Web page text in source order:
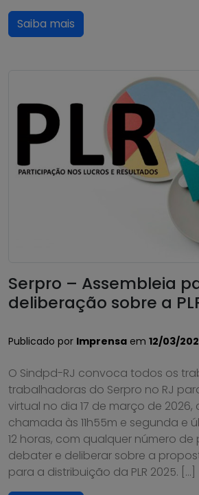
Saiba mais
Serpro – Assembleia
deliberação sobre a
Publicado por Imprensa em 12/03/
O Sindpd-RJ convoca todos os
trabalhadoras do Serpro no RJ
virtual no dia 17 de março de 2026,
chamada às 11h55m e segunda e
12 horas, com qualquer número de
debater e deliberar sobre a
para a distribuição da PLR 2025. […]